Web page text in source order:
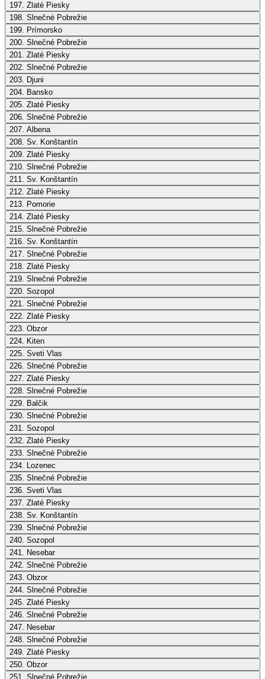
197. Zlaté Piesky
198. Slnečné Pobrežie
199. Prímorsko
200. Slnečné Pobrežie
201. Zlaté Piesky
202. Slnečné Pobrežie
203. Djuni
204. Bansko
205. Zlaté Piesky
206. Slnečné Pobrežie
207. Albena
208. Sv. Konštantín
209. Zlaté Piesky
210. Slnečné Pobrežie
211. Sv. Konštantín
212. Zlaté Piesky
213. Pomorie
214. Zlaté Piesky
215. Slnečné Pobrežie
216. Sv. Konštantín
217. Slnečné Pobrežie
218. Zlaté Piesky
219. Slnečné Pobrežie
220. Sozopol
221. Slnečné Pobrežie
222. Zlaté Piesky
223. Obzor
224. Kiten
225. Sveti Vlas
226. Slnečné Pobrežie
227. Zlaté Piesky
228. Slnečné Pobrežie
229. Balčik
230. Slnečné Pobrežie
231. Sozopol
232. Zlaté Piesky
233. Slnečné Pobrežie
234. Lozenec
235. Slnečné Pobrežie
236. Sveti Vlas
237. Zlaté Piesky
238. Sv. Konštantín
239. Slnečné Pobrežie
240. Sozopol
241. Nesebar
242. Slnečné Pobrežie
243. Obzor
244. Slnečné Pobrežie
245. Zlaté Piesky
246. Slnečné Pobrežie
247. Nesebar
248. Slnečné Pobrežie
249. Zlaté Piesky
250. Obzor
251. Slnečné Pobrežie